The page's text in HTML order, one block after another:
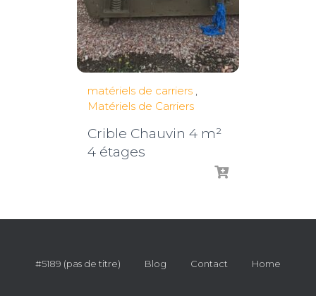
matériels de carriers ,
Matériels de Carriers
Crible Chauvin 4 m²
4 étages
#5189 (pas de titre) Blog Contact Home